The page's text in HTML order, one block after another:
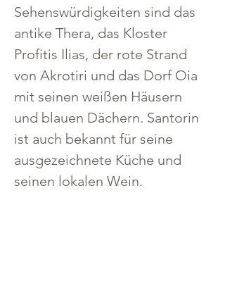
Sehenswürdigkeiten sind das
antike Thera, das Kloster
Profitis Ilias, der rote Strand
von Akrotiri und das Dorf Oia
mit seinen weißen Häusern
und blauen Dächern. Santorin
ist auch bekannt für seine
ausgezeichnete Küche und
seinen lokalen Wein.